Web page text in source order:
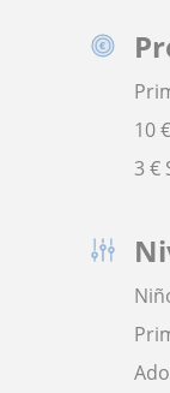
10
3 €